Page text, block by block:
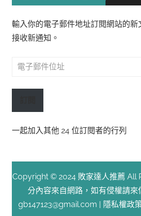
輸入你的電子郵件地址訂閱網站的
接收新通知。
電
郵
址
一起加入其他 24 位訂閱者的行列
Copyright © 2024 敗家達人推薦 All
分內容來自網路，如有侵權請來
gb147123@gmail.com |
隱私權政